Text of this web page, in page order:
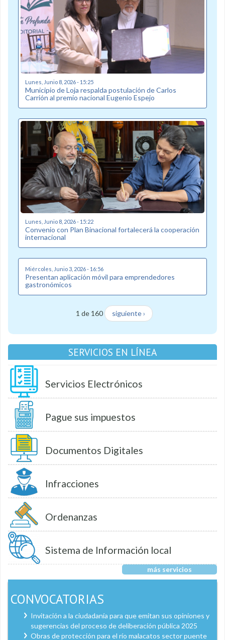
Lunes, Junio 8, 2026 - 15:25
Municipio de Loja respalda postulación de Carlos
Carrión al premio nacional Eugenio Espejo
Lunes, Junio 8, 2026 - 15:22
Convenio con Plan Binacional fortalecerá la cooperación
internacional
Miércoles, Junio 3, 2026 - 16:56
Presentan aplicación móvil para emprendedores
gastronómicos
1 de 160 siguiente ›
SERVICIOS EN LÍNEA
Servicios Electrónicos
Pague sus impuestos
Documentos Digitales
Infracciones
Ordenanzas
Sistema de Información local
más servicios
CONVOCATORIAS
Invitación a la ciudadanía para que emitan sus opiniones y
sugerencias del proceso de deliberación pública 2025
Obras de protección para el río malacatos sector puente